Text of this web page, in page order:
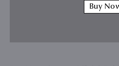
Buy